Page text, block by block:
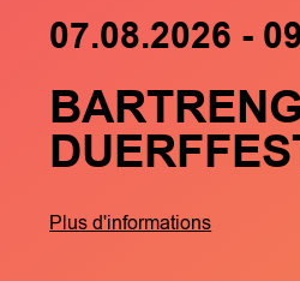
07.08.2026 -
Plus d'informations